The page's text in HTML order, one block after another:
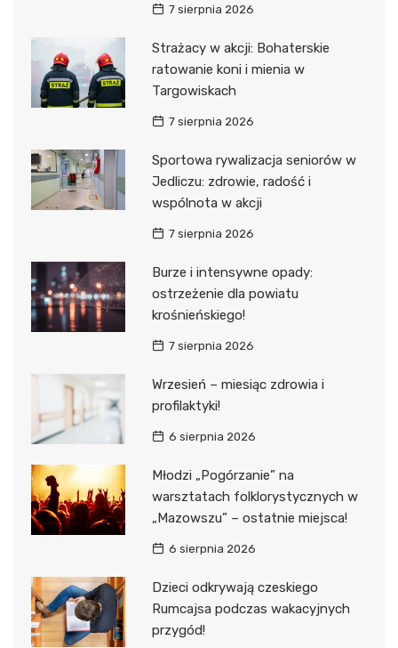
7 sierpnia 2026
Strażacy w akcji: Bohaterskie
ratowanie koni i mienia w
Targowiskach
7 sierpnia 2026
Sportowa rywalizacja seniorów w
Jedliczu: zdrowie, radość i
wspólnota w akcji
7 sierpnia 2026
Burze i intensywne opady:
ostrzeżenie dla powiatu
krośnieńskiego!
7 sierpnia 2026
Wrzesień – miesiąc zdrowia i
profilaktyki!
6 sierpnia 2026
Młodzi „Pogórzanie” na
warsztatach folklorystycznych w
„Mazowszu” – ostatnie miejsca!
6 sierpnia 2026
Dzieci odkrywają czeskiego
Rumcajsa podczas wakacyjnych
przygód!